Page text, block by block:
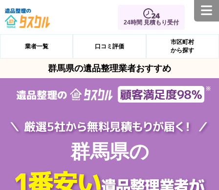
24時間 見積もり受付
業者一覧 口コミ評価
市区町村
から探す
群馬県の遺品整理業者おすすめ
群馬県の